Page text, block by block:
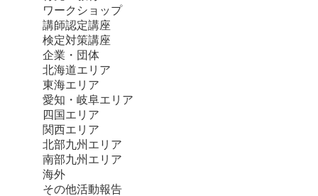
ワークショップ
講師認定講座
検定対策講座
企業・団体
北海道エリア
東海エリア
愛知・岐阜エリア
四国エリア
関西エリア
北部九州エリア
南部九州エリア
海外
その他活動報告